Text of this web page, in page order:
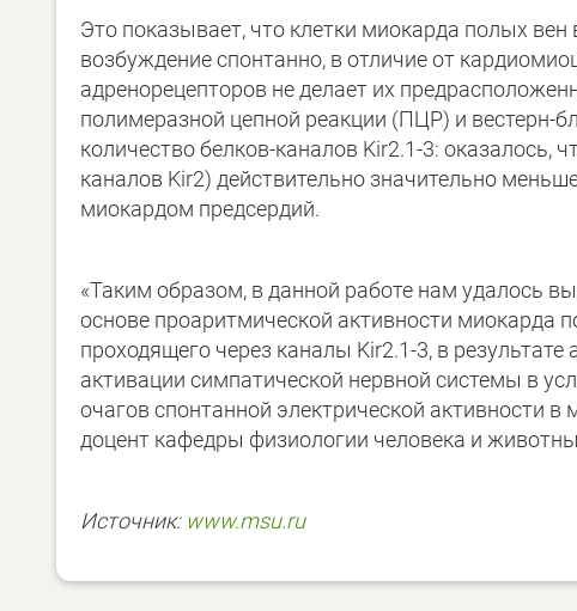
Это показывает, что клетки миокарда полых
возбуждение спонтанно, в отличие от
адренорецепторов не делает их
полимеразной цепной реакции (ПЦР) и вестерн-
количество белков-каналов Kir2.1-3:
каналов Kir2) действительно значительно
миокардом предсердий.
«Таким образом, в данной работе нам удалось
основе проаритмической активности миокарда
проходящего через каналы Kir2.1-3, в
активации симпатической нервной системы в
очагов спонтанной электрической активности
доцент кафедры физиологии человека и
Источник: www.msu.ru